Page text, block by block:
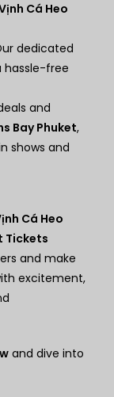
Cá Heo
dedicated
hassle-free
and
Bay Phuket,
shows and
Cá Heo
Tickets
and make
excitement,
and dive into